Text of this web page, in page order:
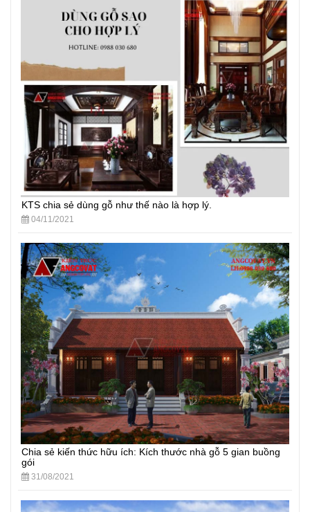
KTS chia sẻ dùng gỗ như thế nào là hợp lý.
04/11/2021
Chia sẻ kiến thức hữu ích: Kích thước nhà gỗ 5 gian buồng
gói
31/08/2021